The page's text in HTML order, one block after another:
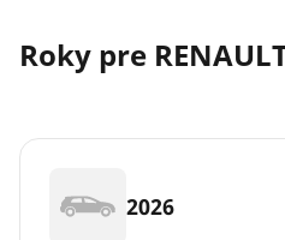
Roky pre
2026